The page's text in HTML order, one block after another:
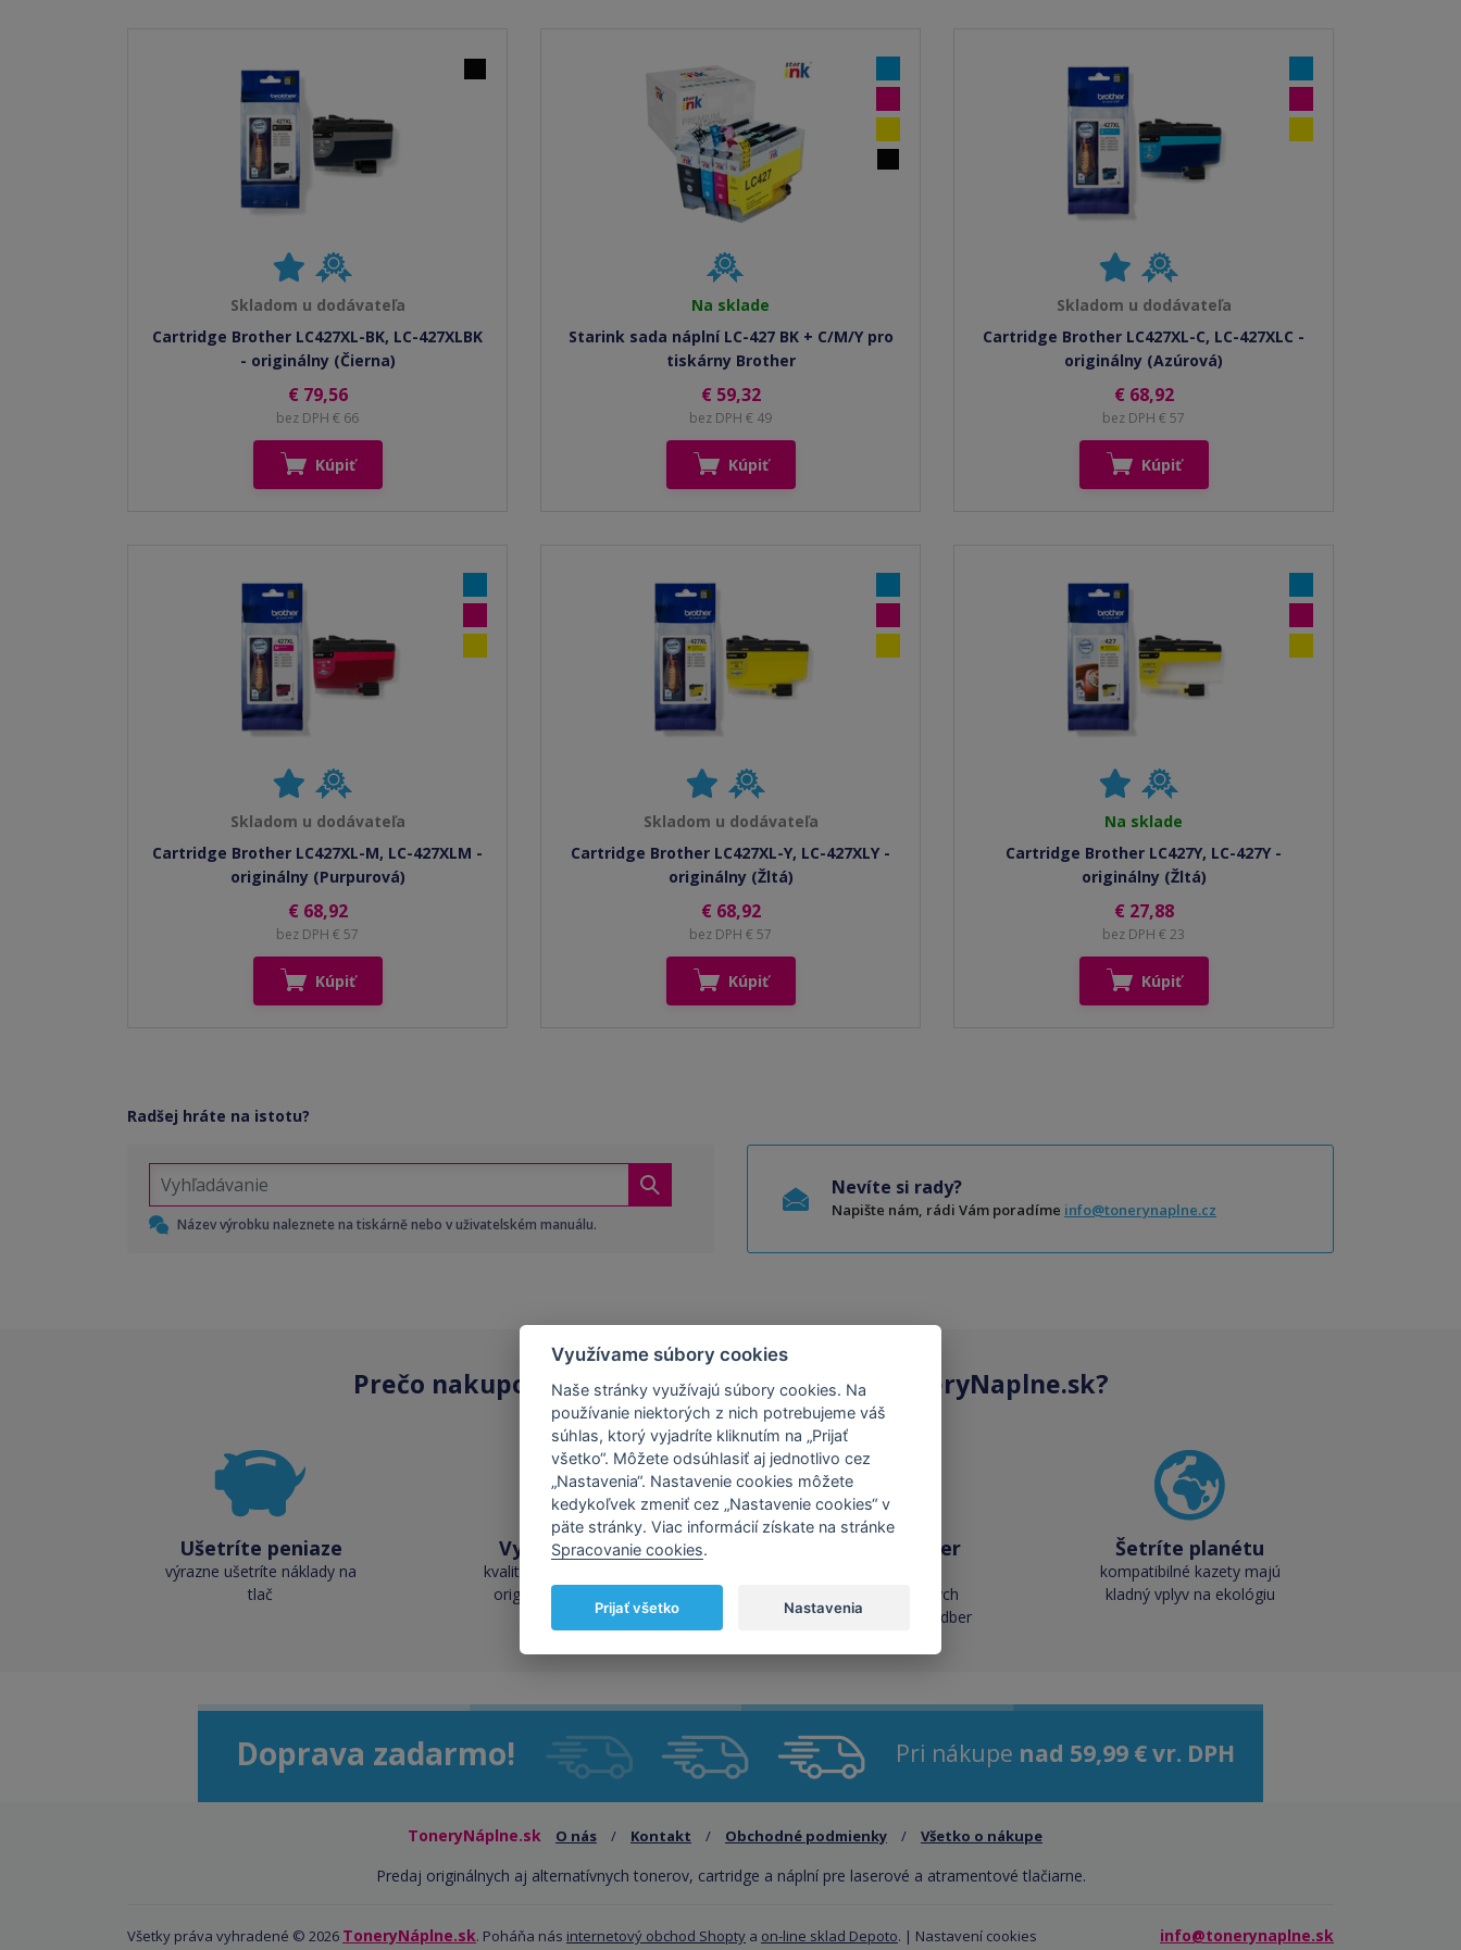
Skladom u dodávateľa
Cartridge Brother LC427XL-BK, LC-427XLBK
- originálny (Čierna)
€ 79,56
bez DPH € 66
Kúpiť
Na sklade
Starink sada náplní LC-427 BK + C/M/Y pro
tiskárny Brother
€ 59,32
bez DPH € 49
Kúpiť
Skladom u dodávateľa
Cartridge Brother LC427XL-C, LC-427XLC -
originálny (Azúrová)
€ 68,92
bez DPH € 57
Kúpiť
Skladom u dodávateľa
Cartridge Brother LC427XL-M, LC-427XLM -
originálny (Purpurová)
€ 68,92
bez DPH € 57
Kúpiť
Skladom u dodávateľa
Cartridge Brother LC427XL-Y, LC-427XLY -
originálny (Žltá)
€ 68,92
bez DPH € 57
Kúpiť
Na sklade
Cartridge Brother LC427Y, LC-427Y -
originálny (Žltá)
€ 27,88
bez DPH € 23
Kúpiť
Radšej hráte na istotu?
Název výrobku naleznete na tiskárně nebo v uživatelském manuálu.
Nevíte si rady?
Napište nám, rádi Vám poradíme info@tonerynaplne.cz
Prečo nakupovaťkompatibilné kazety na ToneryNaplne.sk?
Ušetríte peniaze
výrazne ušetríte náklady na
tlač
Vysoká kvalita
kvalita je porovnateľná s
originálnymi náplňami
Skladom takmer
cez 50 000 skladových
zásob pre okamžitý odber
Šetríte planétu
kompatibilné kazety majú
kladný vplyv na ekológiu
Doprava zadarmo! Pri nákupe nad 59,99 € vr. DPH
ToneryNáplne.sk O nás / Kontakt / Obchodné podmienky / Všetko o nákupe
Predaj originálnych aj alternatívnych tonerov, cartridge a náplní pre laserové a atramentové tlačiarne.
info@tonerynaplne.sk
Všetky práva vyhradené © 2026 ToneryNáplne.sk. Poháňa nás internetový obchod Shopty a on-line sklad Depoto. | Nastavení cookies
Využívame súbory cookies
Naše stránky využívajú súbory cookies. Na
používanie niektorých z nich potrebujeme váš
súhlas, ktorý vyjadríte kliknutím na „Prijať
všetko“. Môžete odsúhlasiť aj jednotlivo cez
„Nastavenia“. Nastavenie cookies môžete
kedykoľvek zmeniť cez „Nastavenie cookies“ v
päte stránky. Viac informácií získate na stránke
Spracovanie cookies.
Prijať všetko Nastavenia